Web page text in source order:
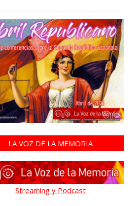
LA VOZ DE LA MEMORIA
Streaming y Podcast